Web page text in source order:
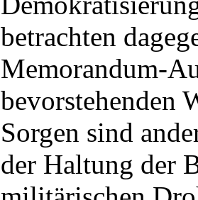
betrachten
Memorandum-
bevorstehenden
Sorgen sind
der Haltung der